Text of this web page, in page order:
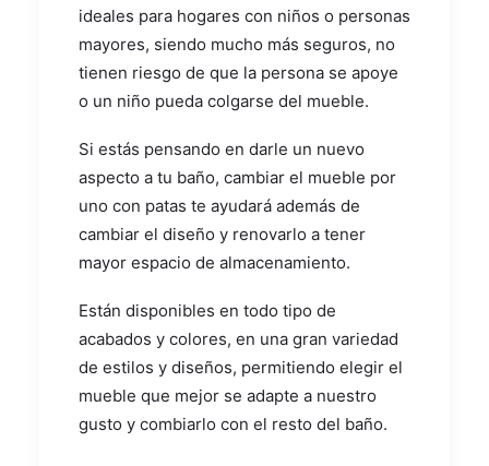
ideales para hogares con niños o personas
mayores, siendo mucho más seguros, no
tienen riesgo de que la persona se apoye
o un niño pueda colgarse del mueble.
Si estás pensando en darle un nuevo
aspecto a tu baño, cambiar el mueble por
uno con patas te ayudará además de
cambiar el diseño y renovarlo a tener
mayor espacio de almacenamiento.
Están disponibles en todo tipo de
acabados y colores, en una gran variedad
de estilos y diseños, permitiendo elegir el
mueble que mejor se adapte a nuestro
gusto y combiarlo con el resto del baño.